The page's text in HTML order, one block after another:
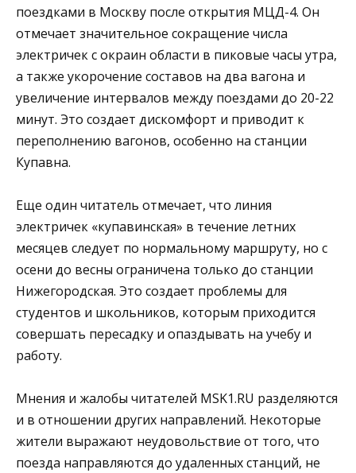
поездками в Москву после открытия МЦД-4. Он
отмечает значительное сокращение числа
электричек с окраин области в пиковые часы утра,
а также укорочение составов на два вагона и
увеличение интервалов между поездами до 20-22
минут. Это создает дискомфорт и приводит к
переполнению вагонов, особенно на станции
Купавна.
Еще один читатель отмечает, что линия
электричек «купавинская» в течение летних
месяцев следует по нормальному маршруту, но с
осени до весны ограничена только до станции
Нижегородская. Это создает проблемы для
студентов и школьников, которым приходится
совершать пересадку и опаздывать на учебу и
работу.
Мнения и жалобы читателей MSK1.RU разделяются
и в отношении других направлений. Некоторые
жители выражают неудовольствие от того, что
поезда направляются до удаленных станций, не